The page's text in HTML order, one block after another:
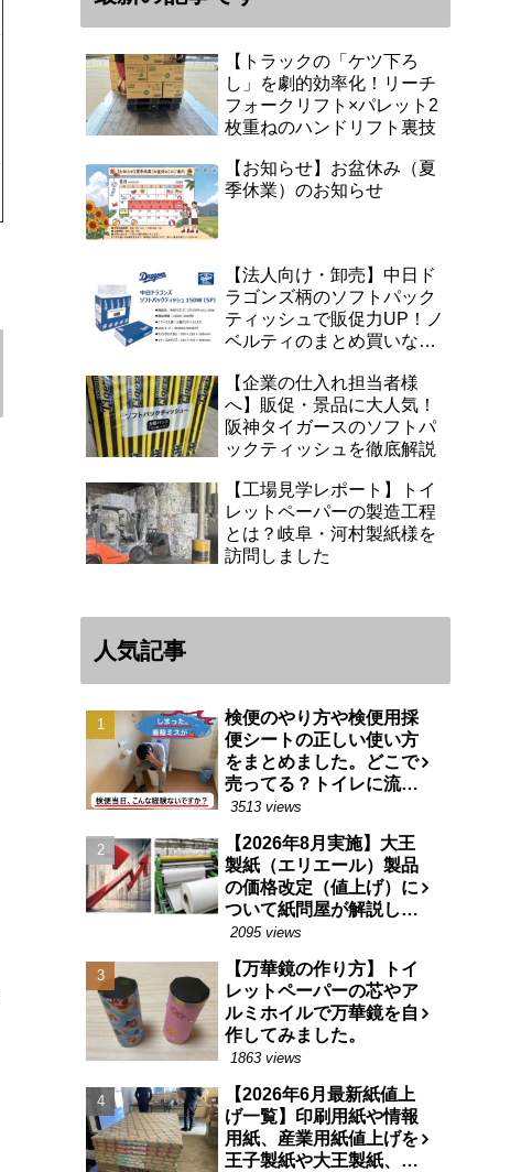
【トラックの「ケツ下ろ
し」を劇的効率化！リーチ
フォークリフト×パレット2
枚重ねのハンドリフト裏技
【お知らせ】お盆休み（夏
季休業）のお知らせ
【法人向け・卸売】中日ド
ラゴンズ柄のソフトパック
ティッシュで販促力UP！ノ
ベルティのまとめ買いなら
【企業の仕入れ担当者様
へ】販促・景品に大人気！
阪神タイガースのソフトパ
ックティッシュを徹底解説
【工場見学レポート】トイ
レットペーパーの製造工程
とは？岐阜・河村製紙様を
訪問しました
人気記事
検便のやり方や検便用採
便シートの正しい使い方
をまとめました。どこで
売ってる？トイレに流せ
る特殊な紙です。
3513 views
【2026年8月実施】大王
製紙（エリエール）製品
の価格改定（値上げ）に
ついて紙問屋が解説しま
す
2095 views
【万華鏡の作り方】トイ
レットペーパーの芯やア
ルミホイルで万華鏡を自
作してみました。
1863 views
【2026年6月最新紙値上
げ一覧】印刷用紙や情報
用紙、産業用紙値上げを
王子製紙や大王製紙、日